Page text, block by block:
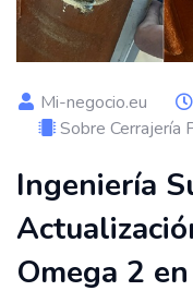
Mi-negocio.eu
Sobre Cerrajería
Ingeniería
Omega 2